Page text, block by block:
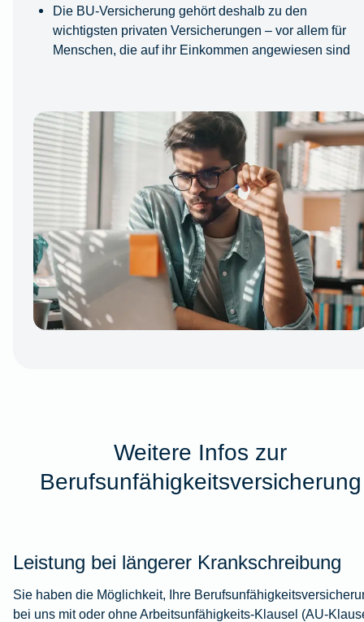
Die BU-Versicherung gehört deshalb zu den
wichtigsten privaten Versicherungen – vor allem für
Menschen, die auf ihr Einkommen angewiesen sind
Weitere Infos zur
Berufsunfähigkeitsversicherung
Leistung bei längerer Krankschreibung
Sie haben die Möglichkeit, Ihre
bei uns mit oder ohne Arbeitsunfähigkeits-Klausel (AU-